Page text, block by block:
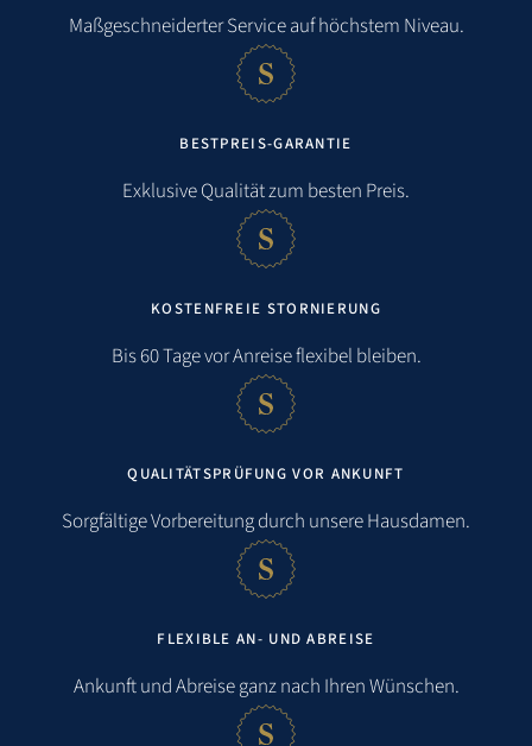
Entfernungen
0,1 km
Einkaufsmöglichkeit:
5,5 km
Maßgeschneiderter Service auf höchstem Niveau.
BESTPREIS-GARANTIE
Exklusive Qualität zum besten Preis.
KOSTENFREIE STORNIERUNG
Bis 60 Tage vor Anreise flexibel bleiben.
QUALITÄTSPRÜFUNG VOR ANKUNFT
Sorgfältige Vorbereitung durch unsere Hausdamen.
FLEXIBLE AN- UND ABREISE
Ankunft und Abreise ganz nach Ihren Wünschen.